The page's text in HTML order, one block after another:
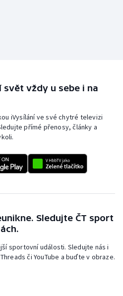
vždy u sebe i na
iVysílání ve své chytré televizi
přímé přenosy, články a
Sledujte ČT sport
sportovní události. Sledujte nás i
či YouTube a buďte v obraze.